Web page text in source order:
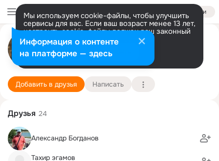
Войти
Мы используем cookie-файлы, чтобы улучшить
сервисы для вас. Если ваш возраст менее 13 лет,
настроить cookie-файлы должен ваш законный
представитель. Больше информации
Разрешить все Настроить
Галина Рыбина (Щелинина)
5 сентября (85 лет)
Подробнее
Добавить в друзья Написать
Друзья 24
Александр Богданов
Taхир эгамов
Информация о контенте
на платформе — здесь